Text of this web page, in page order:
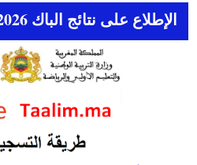
الإطلاع على نتائج الباك 2026